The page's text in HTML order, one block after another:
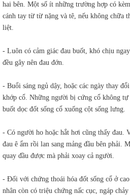
hai bên. Một số ít những trường hợp có
cánh tay từ từ nặng và tê, nếu không chữa
liệt.
- Luôn có cảm giác đau buốt, khó chịu
đều gây nên đau đớn.
- Buổi sáng ngủ dậy, hoặc các ngày thay
khớp cổ. Những người bị cứng cổ không
buốt dọc đốt sống cổ xuống cột sống lưng.
- Có người ho hoặc hắt hơi cũng thấy đau.
đau ê ẩm rồi lan sang mảng đầu bên phải.
quay đầu được mà phải xoay cả người.
- Đối với chứng thoái hóa đốt sống cổ ở
nhân còn có triệu chứng nấc cục, ngáp